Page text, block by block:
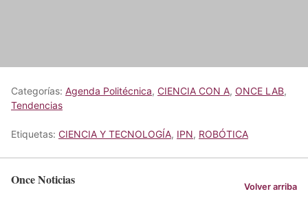
Categorías: Agenda Politécnica, CIENCIA CON A, ONCE LAB,
Tendencias
Etiquetas: CIENCIA Y TECNOLOGÍA, IPN, ROBÓTICA
Once Noticias Volver arriba